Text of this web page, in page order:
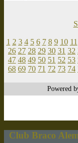
1 2 3 4 5 6 7 8 9 10 11
26 27 28 29 30 31 32
47 48 49 50 51 52 53
68 69 70 71 72 73 74
Powered
Club Braco